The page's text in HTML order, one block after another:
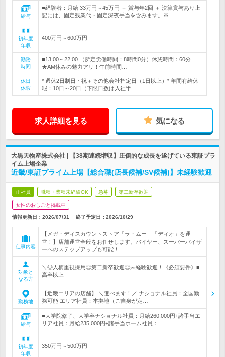
給与
■経験者：月給 33万円～45万円 ＋ 賞与年2回 ＋ 決算賞与あり上
記には、固定残業代・固定深夜手当を含みます。※…
初年度
年収
400万円～600万円
勤務
時間
■13:00～22:00 （所定労働時間：8時間0分）休憩時間：60分
★AM休みの魅力アリ！午前時間…
休日
休暇
* 週休2日制日・祝＋その他会社指定日（1日以上）* 年間有給休
暇：10日～20日（下限日数は入社半…
求人詳細を見る 気になる
大黒天物産株式会社 | 【38期連続増収】圧倒的な成長を遂げている東証プラ
イム上場企業
近畿/東証プライム上場【総合職(店長候補/SV候補)】未経験歓迎
正社員 職種・業種未経験OK 急募 第二新卒歓迎
女性のおしごと掲載中
情報更新日：2026/07/31 終了予定日： 2026/10/29
仕事内容
【メガ・ディスカウントストア「ラ・ムー」「ディオ」を運
営！】店舗運営全般をお任せします。バイヤー、スーパーバイザ
ーへのステップアップも可能！
対象と
なる方
＼◎人柄重視採用◎第二新卒歓迎◎未経験歓迎！《必須要件》■
高卒以上
勤務地
【近畿エリアの店舗】 ＼選べます！／ ナショナル社員：全国勤
務可能 エリア社員：本拠地（ご自身が定…
給与
■大学院修了、大学卒ナショナル社員：月給260,000円+諸手当エ
リア社員：月給235,000円+諸手当ホーム社員：…
初年度
年収
350万円～500万円